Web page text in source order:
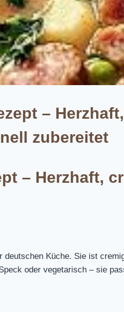
–
zubereitet
– Herzhaft,
Küche. Sie ist
oder vegetarisch – sie